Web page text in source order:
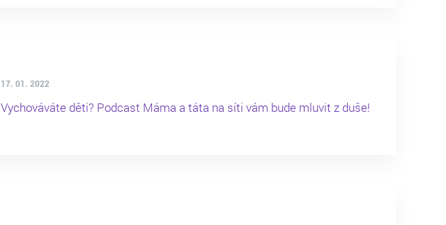
17. 01. 2022
Vychováváte děti? Podcast Máma a táta na síti vám bude mluvit z duše!